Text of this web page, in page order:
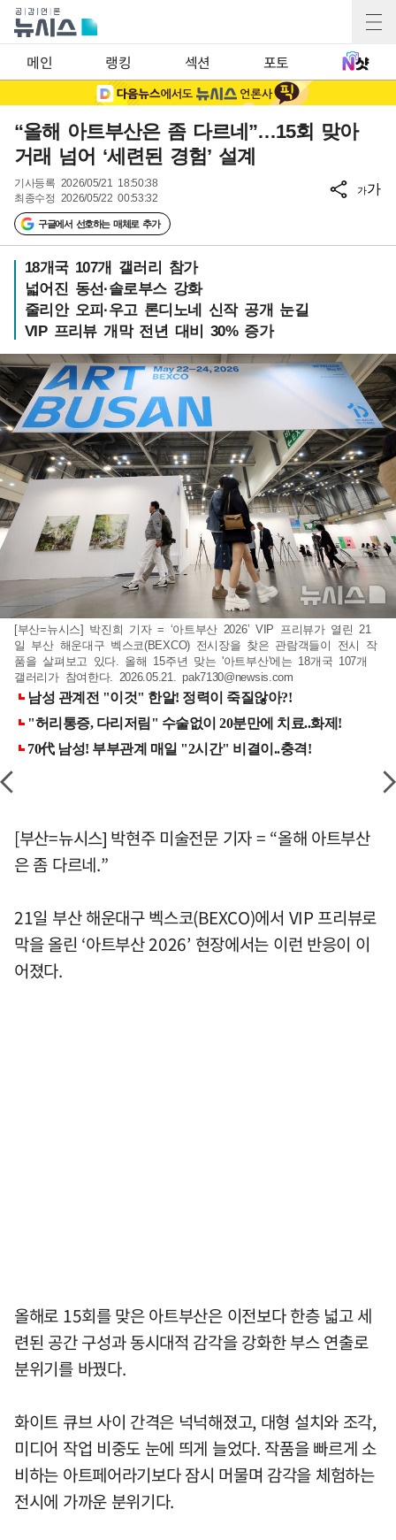
메인 랭킹 섹션 포토
“올해 아트부산은 좀 다르네”…15회 맞아
거래 넘어 ‘세련된 경험’ 설계
기사등록 2026/05/21 18:50:38
최종수정 2026/05/22 00:53:32
구글에서 선호하는 매체로 추가
가가
18개국 107개 갤러리 참가
넓어진 동선·솔로부스 강화
줄리안 오피·우고 론디노네 신작 공개 눈길
VIP 프리뷰 개막 전년 대비 30% 증가
[부산=뉴시스] 박진희 기자 = ‘아트부산 2026’ VIP 프리뷰가 열린 21
일 부산 해운대구 벡스코(BEXCO) 전시장을 찾은 관람객들이 전시 작
품을 살펴보고 있다. 올해 15주년 맞는 '아트부산'에는 18개국 107개
갤러리가 참여한다. 2026.05.21.pak7130@newsis.com
[부산=뉴시스] 박현주 미술전문 기자 = “올해 아트부산
은 좀 다르네.”
21일 부산 해운대구 벡스코(BEXCO)에서 VIP 프리뷰로
막을 올린 ‘아트부산 2026’ 현장에서는 이런 반응이 이
어졌다.
올해로 15회를 맞은 아트부산은 이전보다 한층 넓고 세
련된 공간 구성과 동시대적 감각을 강화한 부스 연출로
분위기를 바꿨다.
화이트 큐브 사이 간격은 넉넉해졌고, 대형 설치와 조각,
미디어 작업 비중도 눈에 띄게 늘었다. 작품을 빠르게 소
비하는 아트페어라기보다 잠시 머물며 감각을 체험하는
전시에 가까운 분위기다.